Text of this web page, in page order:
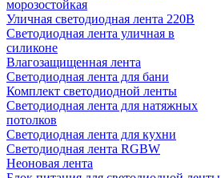
морозостойкая
Уличная светодиодная лента 220В
Светодиодная лента уличная в
силиконе
Влагозащищенная лента
Светодиодная лента для бани
Комплект светодиодной ленты
Светодиодная лента для натяжных
потолков
Светодиодная лента для кухни
Светодиодная лента RGBW
Неоновая лента